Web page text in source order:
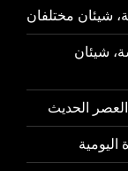
شيئان